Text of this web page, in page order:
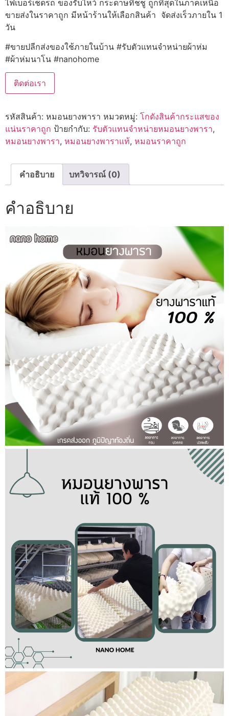
ไฟเบอร์เช็ดรถ ของรับไหว้ กระดาษทิชชู ถูกที่สุดในภาคเหนือ
ขายส่งในราคาถูก มีหน้าร้านให้เลือกสินค้า จัดส่งเร็วภายใน 1
วัน
#ขายปลีกส่งของใช้ภายในบ้าน #รับตัวแทนจำหน่ายผ้าห่ม
#ผ้าห่มนาโน #nanohome
ติดต่อเรา
รหัสสินค้า: หมอนยางพารา หมวดหมู่: โกดังสินค้ากระแสของ
แน่นราคาถูก ป้ายกำกับ: รับตัวแทนจำหน่ายหมอนยางพารา,
หมอนยางพารา, หมอนยางพาราแท้, หมอนราคาถูก
คำอธิบาย บทวิจารณ์ (0)
คำอธิบาย